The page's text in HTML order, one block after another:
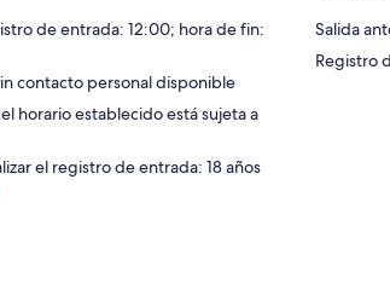
de entrada: 12:00; hora de fin:
contacto personal disponible
horario establecido está sujeta a
el registro de entrada: 18 años
Salida
Registro